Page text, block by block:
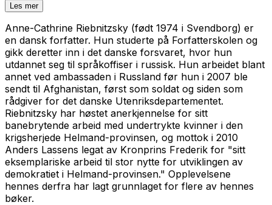
Les mer
Anne-Cathrine Riebnitzsky (født 1974 i Svendborg) er
en dansk forfatter. Hun studerte på Forfatterskolen og
gikk deretter inn i det danske forsvaret, hvor hun
utdannet seg til språkoffiser i russisk. Hun arbeidet blant
annet ved ambassaden i Russland før hun i 2007 ble
sendt til Afghanistan, først som soldat og siden som
rådgiver for det danske Utenriksdepartementet.
Riebnitzsky har høstet anerkjennelse for sitt
banebrytende arbeid med undertrykte kvinner i den
krigsherjede Helmand-provinsen, og mottok i 2010
Anders Lassens legat av Kronprins Frederik for "sitt
eksemplariske arbeid til stor nytte for utviklingen av
demokratiet i Helmand-provinsen." Opplevelsene
hennes derfra har lagt grunnlaget for flere av hennes
bøker.